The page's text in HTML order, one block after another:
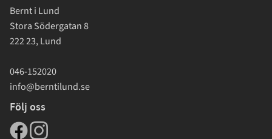
Bernt i Lund
Stora Södergatan 8
222 23, Lund
046-152020
info@berntilund.se
Följ oss